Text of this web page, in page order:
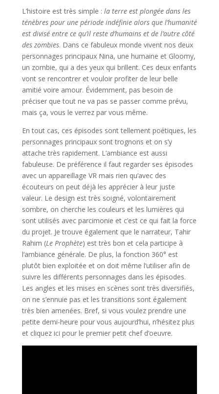
L’histoire est très simple : la terre est plongée dans les
ténèbres pour une période indéfinie alors que l’humanité
est divisé entre ce qu’il reste d’humains et de l’autre côté
des zombies. Dans ce fabuleux monde vivent nos deux
personnages principaux Nina, une humaine et Gloomy,
un zombie, qui a des yeux qui brillent. Ces deux enfants
vont se rencontrer et vouloir profiter de leur belle
amitié voire amour. Évidemment, pas besoin de
préciser que tout ne va pas se passer comme prévu,
mais ça, vous le verrez par vous même.
En tout cas, ces épisodes sont tellement poétiques, les
personnages principaux sont trognons et on s’y
attache très rapidement. L’ambiance est aussi
fabuleuse. De préférence il faut regarder ses épisodes
avec un appareillage VR mais rien qu’avec des
écouteurs on peut déjà les apprécier à leur juste
valeur. Le design est très soigné, volontairement
sombre, on cherche les couleurs et les lumières qui
sont utilisés avec parcimonie et c’est ce qui fait la force
du projet. Je trouve également que le narrateur, Tahir
Rahim (Le Prophète) est très bon et cela participe à
l‘ambiance générale. De plus, la fonction 360° est
plutôt bien exploitée et on doit même l’utiliser afin de
suivre les différents personnages dans les épisodes.
Les angles et les mises en scènes sont très diversifiés,
on ne s’ennuie pas et les transitions sont également
très bien amenées. Bref, si vous voulez prendre une
petite demi-heure pour vous aujourd’hui, n’hésitez plus
et cliquez ici pour le premier petit chef d’oeuvre.